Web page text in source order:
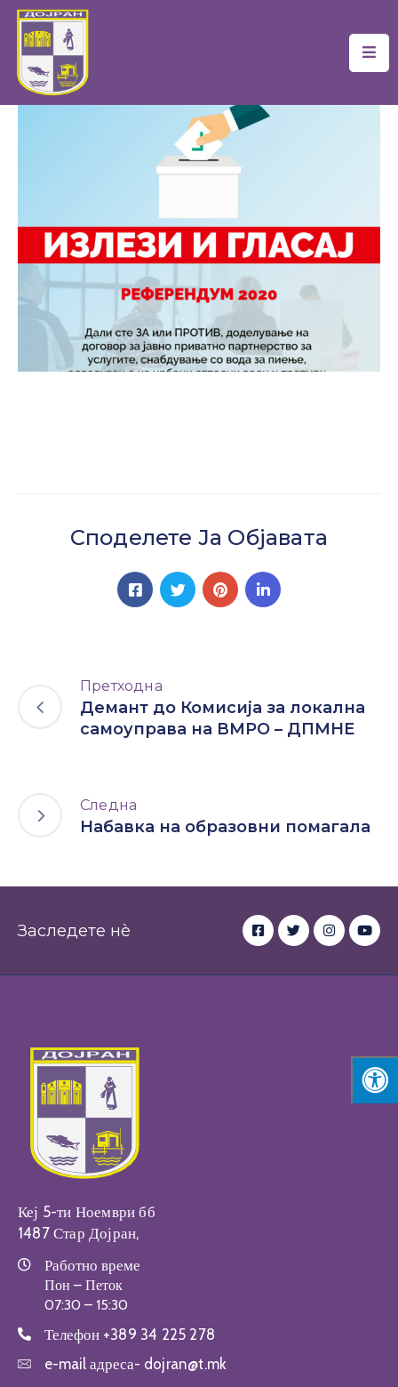
Почетна
Документи
Услуги
Финансии
Споделете Ја Објавата
Претходна
Демант до Комисија за локална
самоуправа на ВМРО – ДПМНЕ
Следна
Набавка на образовни помагала
Заследете нè
Кеј 5-ти Ноември бб
1487 Стар Дојран,
Работно време
Пон – Петок
07:30 – 15:30
Телефон +389 34 225 278
e-mail адреса- dojran@t.mk